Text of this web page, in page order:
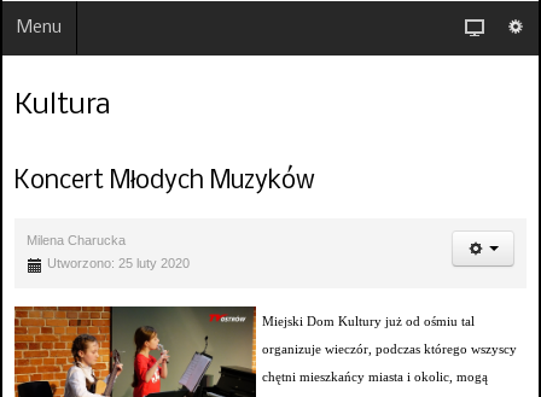
Menu
Kultura
Koncert Młodych Muzyków
Milena Charucka
Utworzono: 25 luty 2020
Miejski Dom Kultury już od ośmiu tal
organizuje wieczór, podczas którego wszyscy
chętni mieszkańcy miasta i okolic, mogą